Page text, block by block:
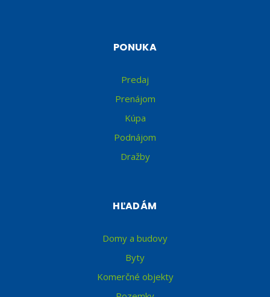
PONUKA
Predaj
Prenájom
Kúpa
Podnájom
Dražby
HĽADÁM
Domy a budovy
Byty
Komerčné objekty